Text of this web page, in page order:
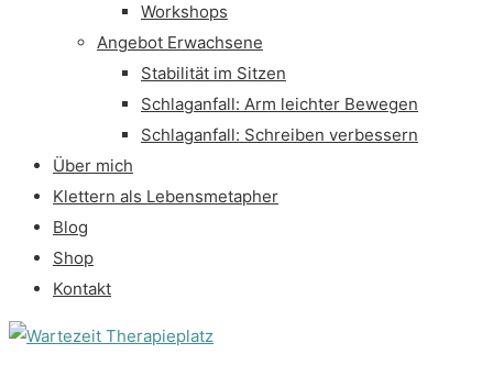
Workshops
Angebot Erwachsene
Stabilität im Sitzen
Schlaganfall: Arm leichter Bewegen
Schlaganfall: Schreiben verbessern
Über mich
Klettern als Lebensmetapher
Blog
Shop
Kontakt